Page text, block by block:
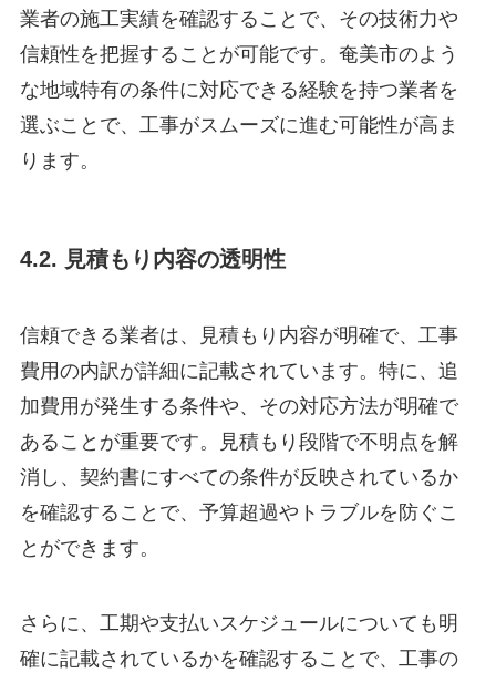
業者の施工実績を確認することで、その技術力や
信頼性を把握することが可能です。奄美市のよう
な地域特有の条件に対応できる経験を持つ業者を
選ぶことで、工事がスムーズに進む可能性が高ま
ります。
4.2. 見積もり内容の透明性
信頼できる業者は、見積もり内容が明確で、工事
費用の内訳が詳細に記載されています。特に、追
加費用が発生する条件や、その対応方法が明確で
あることが重要です。見積もり段階で不明点を解
消し、契約書にすべての条件が反映されているか
を確認することで、予算超過やトラブルを防ぐこ
とができます。
さらに、工期や支払いスケジュールについても明
確に記載されているかを確認することで、工事の